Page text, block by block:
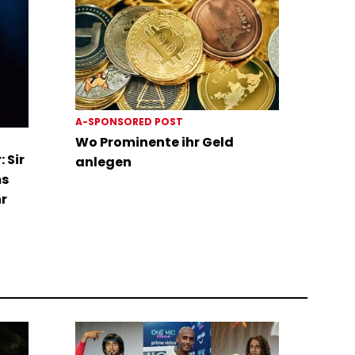
Sir
A-SPONSORED POST
Wo Prominente ihr Geld
anlegen